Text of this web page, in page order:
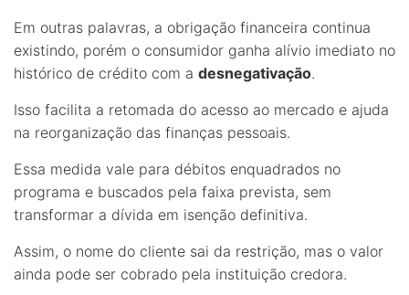
Em outras palavras, a obrigação financeira continua
existindo, porém o consumidor ganha alívio imediato no
histórico de crédito com a desnegativação.
Isso facilita a retomada do acesso ao mercado e ajuda
na reorganização das finanças pessoais.
Essa medida vale para débitos enquadrados no
programa e buscados pela faixa prevista, sem
transformar a dívida em isenção definitiva.
Assim, o nome do cliente sai da restrição, mas o valor
ainda pode ser cobrado pela instituição credora.